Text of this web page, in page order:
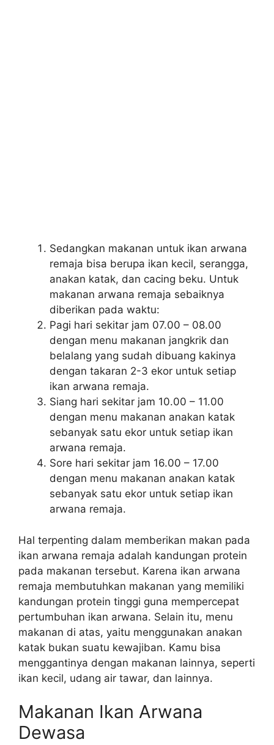
Sedangkan makanan untuk ikan arwana
remaja bisa berupa ikan kecil, serangga,
anakan katak, dan cacing beku. Untuk
makanan arwana remaja sebaiknya
diberikan pada waktu:
Pagi hari sekitar jam 07.00 – 08.00
dengan menu makanan jangkrik dan
belalang yang sudah dibuang kakinya
dengan takaran 2-3 ekor untuk setiap
ikan arwana remaja.
Siang hari sekitar jam 10.00 – 11.00
dengan menu makanan anakan katak
sebanyak satu ekor untuk setiap ikan
arwana remaja.
Sore hari sekitar jam 16.00 – 17.00
dengan menu makanan anakan katak
sebanyak satu ekor untuk setiap ikan
arwana remaja.
Hal terpenting dalam memberikan makan pada
ikan arwana remaja adalah kandungan protein
pada makanan tersebut. Karena ikan arwana
remaja membutuhkan makanan yang memiliki
kandungan protein tinggi guna mempercepat
pertumbuhan ikan arwana. Selain itu, menu
makanan di atas, yaitu menggunakan anakan
katak bukan suatu kewajiban. Kamu bisa
menggantinya dengan makanan lainnya, seperti
ikan kecil, udang air tawar, dan lainnya.
Makanan Ikan Arwana
Dewasa